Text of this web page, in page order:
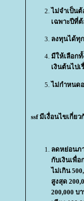
ไม่จำเป็น
เฉพาะปีที่
ลงทุนได้ทุ
มีให้เลือก
เงินต้นไป
ไม่กำหนด
ssf มีเงื่อนไขเกี่ย
ลดหย่อนภ
กับเงินเพื่
ไม่เกิน
สูงสุด
200,000 บ